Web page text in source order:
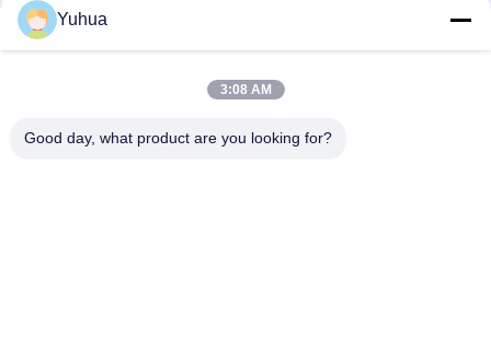
Guangdong Yuhua Playing Cards Co., Ltd. Dodatek: nr 26
Yuhua
3:08 AM
Good day, what product are you looking for?